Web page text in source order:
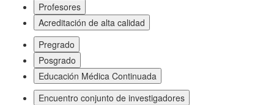
Profesores
Acreditación de alta calidad
Pregrado
Posgrado
Educación Médica Continuada
Encuentro conjunto de investigadores